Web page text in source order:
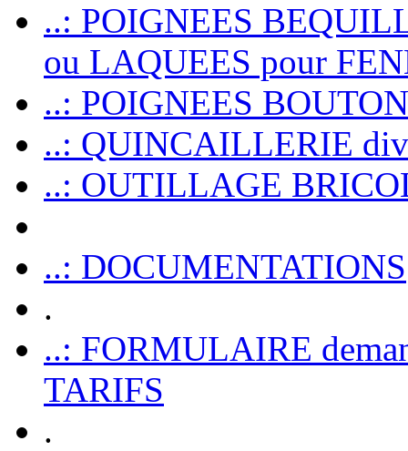
..: POIGNEES
ou LAQUEES pour
..: POIGNEES
..: QUINCAILLERIE
..: OUTILLAGE
..: DOCUMENTATIONS
.
..: FORMULAIRE
TARIFS
.